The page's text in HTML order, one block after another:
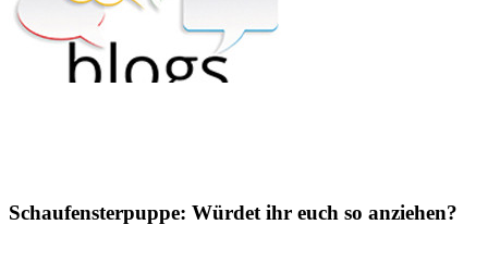
Schaufensterpuppe: Würdet ihr euch so anziehen?